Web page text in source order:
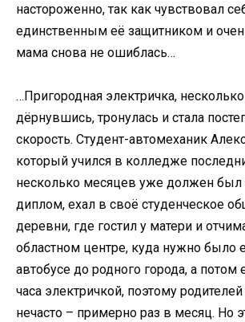
настороженно, так как чувствовал
единственным её защитником и
мама снова не ошиблась…
…Пригородная электричка,
дёрнувшись, тронулась и стала
скорость. Студент-автомеханик
который учился в колледже
несколько месяцев уже должен был
диплом, ехал в своё студенческое
деревни, где гостил у матери и
областном центре, куда нужно было
автобусе до родного города, а потом
часа электричкой, поэтому
нечасто – примерно раз в месяц. Но